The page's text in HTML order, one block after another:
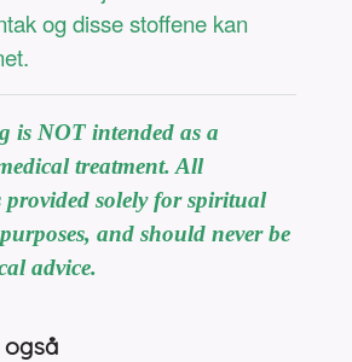
og disse stoffene kan
is NOT intended as a
treatment. All
solely for spiritual
and should never be
advice.